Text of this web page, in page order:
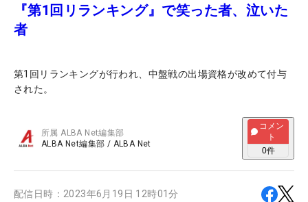
『第1回リランキング』で笑った者、泣いた
者
第1回リランキングが行われ、中盤戦の出場資格が改めて付与
された。
所属ALBA Net編集部
ALBA Net編集部 / ALBA Net
コメン
ト
0件
配信日時： 2023年6月19日 12時01分